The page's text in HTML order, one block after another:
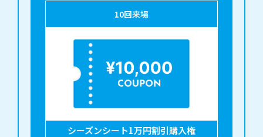
10回来場
シーズンシート1万円割引購入権